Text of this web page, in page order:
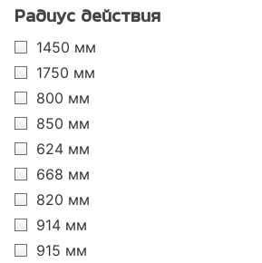
Радиус действия
1450 мм
1750 мм
800 мм
850 мм
624 мм
668 мм
820 мм
914 мм
915 мм